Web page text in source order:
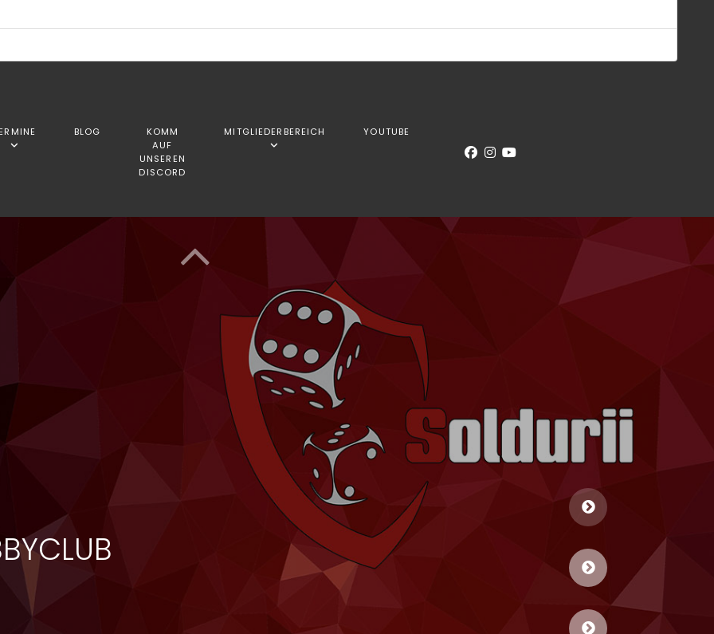
BLOG
KOMM
AUF
UNSEREN
DISCORD
MITGLIEDERBEREICH YOUTUBE